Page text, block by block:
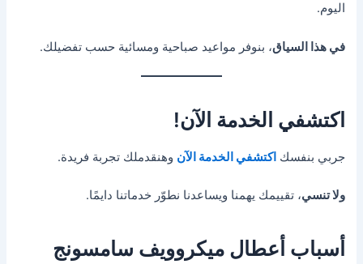
اليوم.
في هذا السياق، بنوفر مواعيد صباحية ومسائية حسب تفضيلك.
اكتشفي الخدمة الآن!
جربي بنفسك اكتشفي الخدمة الآن وهنقدملك تجربة فريدة.
ولا تنسي، تقييمك يهمنا ويساعدنا نطوّر خدماتنا دايمًا.
أسباب أعطال ميكروويف سامسونج